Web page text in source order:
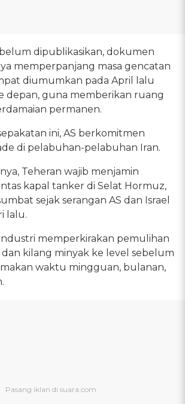
dipublikasikan, dokumen
memperpanjang masa gencatan
diumumkan pada April lalu
depan, guna memberikan ruang
permanen.
ini, AS berkomitmen
di pelabuhan-pelabuhan Iran.
Teheran wajib menjamin
kapal tanker di Selat Hormuz,
sejak serangan AS dan Israel
lalu.
memperkirakan pemulihan
kilang minyak ke level sebelum
waktu mingguan, bulanan,